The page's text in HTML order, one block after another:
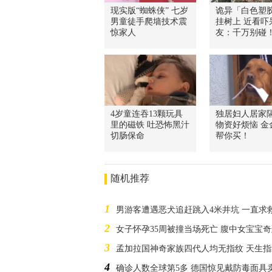
现实版“蜘蛛侠” 七岁
男童徒手爬墙技术震
惊家人
诡异「白色塑
挂树上 近看吓
友：千万别碰
4岁童连吞13颗玩具
里的磁铁 吐恐怖黑汁
切肠保命
独居妇人居家
物资好烦恼 金
帮你买！
随机推荐
1 男游客遭遇恶犬追赶跳入4米井坑 一直求
2 女子怀孕35周被撞当场死亡 腹中女宝宝
3 孟加拉国神奇家族四代人均无指纹 天生
4 确诊人数全球第5多 德国惊见戴防毒面具